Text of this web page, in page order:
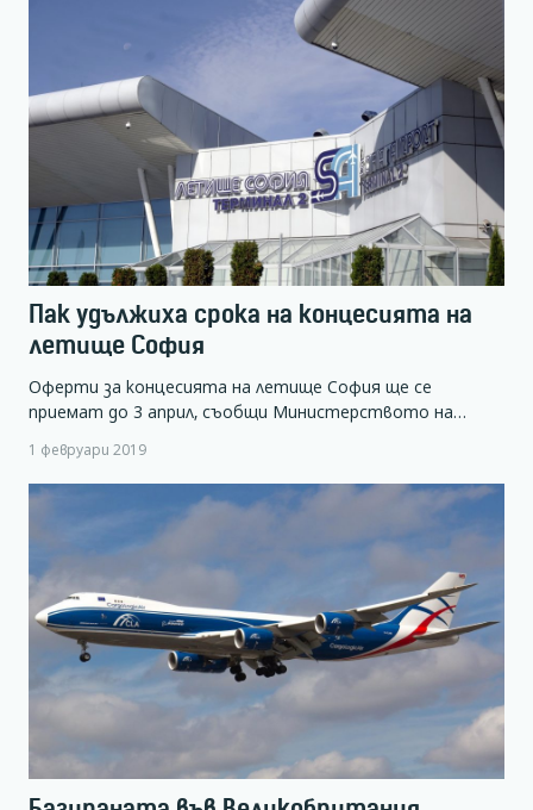
Пак удължиха срока на концесията на
летище София
Оферти за концесията на летище София ще се
приемат до 3 април, съобщи Министерството на…
1 февруари 2019